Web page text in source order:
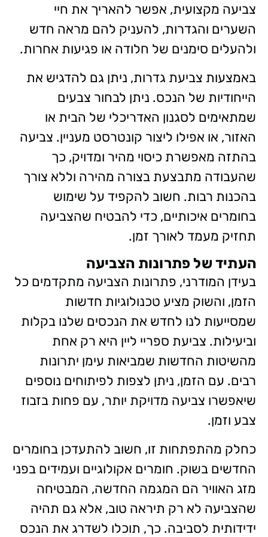
צביעה מקצועית, אפשר להאריך את חיי
השערים והגדרות, להעניק להם מראה חדש
ולהעלים סימנים של חלודה או פגיעות אחרות.
באמצעות צביעת גדרות, ניתן גם להדגיש את
הייחודיות של הנכס. ניתן לבחור צבעים
שמתאימים לסגנון האדריכלי של הבית או
האזור, או אפילו ליצור קונטרסט מעניין. צביעה
בהתזה מאפשרת כיסוי מהיר ומדויק, כך
שהעבודה מתבצעת בצורה מהירה וללא צורך
בהכנות רבות. חשוב להקפיד על שימוש
בחומרים איכותיים, כדי להבטיח שהצביעה
תחזיק מעמד לאורך זמן.
העתיד של פתרונות הצביעה
בעידן המודרני, פתרונות הצביעה מתקדמים כל
הזמן, והשוק מציע טכנולוגיות חדשות
שמסייעות לנו לחדש את הנכסים שלנו בקלות
וביעילות. צביעת ספריי ליין היא רק אחת
מהשיטות החדשות שמביאות עימן יתרונות
רבים. עם הזמן, ניתן לצפות לפיתוחים נוספים
שיאפשרו צביעה מדויקת יותר, עם פחות בזבוז
צבע וזמן.
כחלק מהתפתחות זו, חשוב להתעדכן בחומרים
החדשים בשוק. חומרים אקולוגיים ועמידים בפני
מזג האוויר הם המגמה החדשה, המבטיחה
שהצביעה לא רק תיראה טוב, אלא גם תהיה
ידידותית לסביבה. כך, תוכלו לשדרג את הנכס